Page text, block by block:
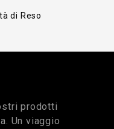
di Reso
prodotti
Un viaggio